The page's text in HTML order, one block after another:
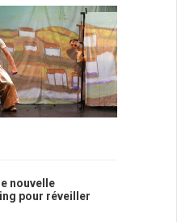
nouvelle
pour réveiller